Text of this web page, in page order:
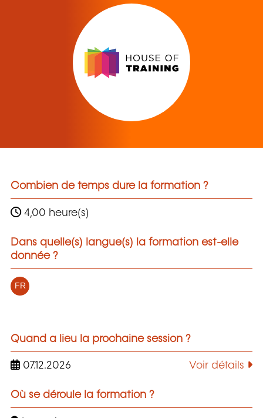
Combien de temps dure la formation ?
4,00 heure(s)
Dans quelle(s) langue(s) la formation est-elle
donnée ?
FR
Quand a lieu la prochaine session ?
07.12.2026 Voir détails
Où se déroule la formation ?